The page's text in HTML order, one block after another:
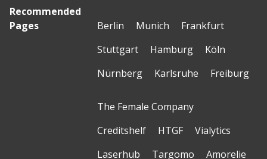
Recommended
Pages
Berlin Munich
Frankfurt
Stuttgart
Hamburg
Köln
Nürnberg
Karlsruhe Freiburg
The Female Company
Creditshelf
HTGF
Vialytics
Laserhub
Targomo Amorelie